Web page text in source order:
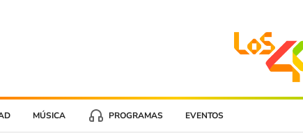
MÚSICA PROGRAMAS EVENTOS